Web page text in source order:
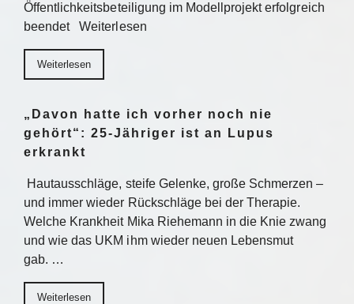
Öffentlichkeitsbeteiligung im Modellprojekt erfolgreich
beendet Weiterlesen
Weiterlesen
„Davon hatte ich vorher noch nie
gehört“: 25-Jähriger ist an Lupus
erkrankt
Hautausschläge, steife Gelenke, große Schmerzen –
und immer wieder Rückschläge bei der Therapie.
Welche Krankheit Mika Riehemann in die Knie zwang
und wie das UKM ihm wieder neuen Lebensmut
gab. …
Weiterlesen